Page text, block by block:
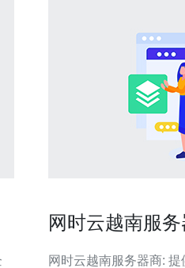
网时云越南服
网时云越南服务器商: 提供